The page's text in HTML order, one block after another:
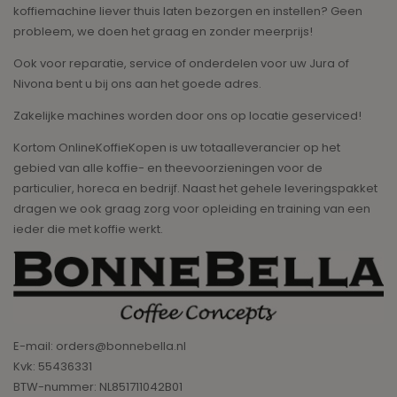
koffiemachine liever thuis laten bezorgen en instellen? Geen
probleem, we doen het graag en zonder meerprijs!
Ook voor reparatie, service of onderdelen voor uw Jura of
Nivona bent u bij ons aan het goede adres.
Zakelijke machines worden door ons op locatie geserviced!
Kortom OnlineKoffieKopen is uw totaalleverancier op het
gebied van alle koffie- en theevoorzieningen voor de
particulier, horeca en bedrijf. Naast het gehele leveringspakket
dragen we ook graag zorg voor opleiding en training van een
ieder die met koffie werkt.
E-mail: orders@bonnebella.nl
Kvk: 55436331
BTW-nummer: NL851711042B01